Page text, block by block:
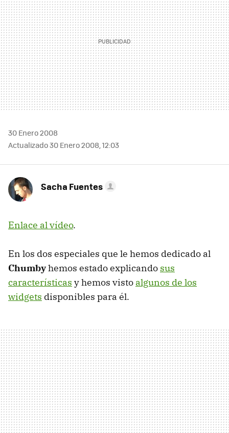
30 Enero 2008
Actualizado 30 Enero 2008, 12:03
Sacha Fuentes
Enlace al vídeo.
En los dos especiales que le hemos dedicado al
Chumbyhemos estado explicando sus
características y hemos visto algunos de los
widgets disponibles para él.